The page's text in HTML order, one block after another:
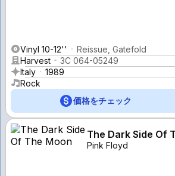
Vinyl 10-12''
Reissue, Gatefold
Harvest
3C 064-05249
Italy
1989
Rock
価格をチェック
The Dark Side Of
Pink Floyd